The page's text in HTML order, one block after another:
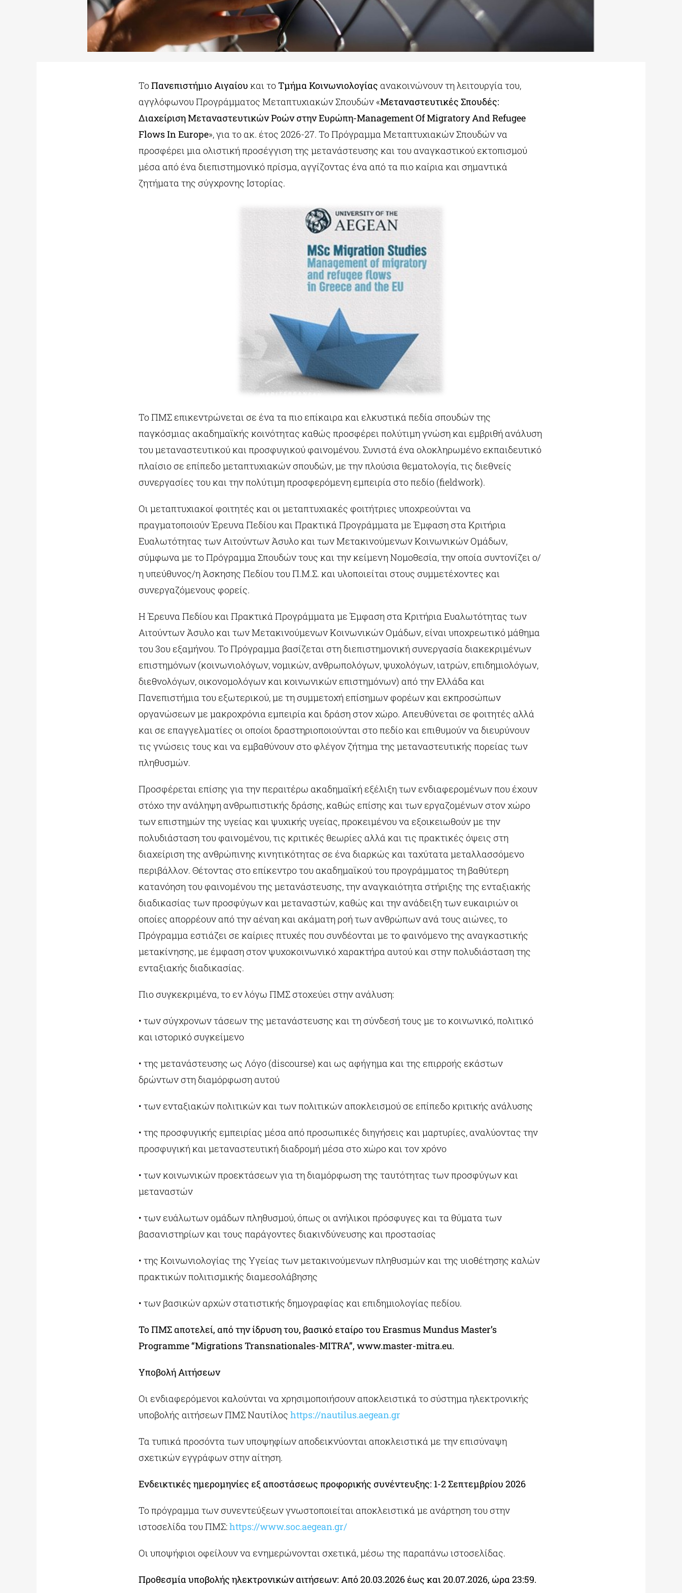
ΤοΠανεπιστήμιο Αιγαίου και τοΤμήμα Κοινωνιολογίας ανακοινώνουν τη λειτουργία του,
αγγλόφωνου Προγράμματος Μεταπτυχιακών Σπουδών «Μεταναστευτικές Σπουδές:
Διαχείριση Μεταναστευτικών Ροών στην Ευρώπη-Management Of Migratory And Refugee
Flows In Europe», για το ακ. έτος 2026-27. Το Πρόγραμμα Μεταπτυχιακών Σπουδών να
προσφέρει μια ολιστική προσέγγιση της μετανάστευσης και του αναγκαστικού εκτοπισμού
μέσα από ένα διεπιστημονικό πρίσμα, αγγίζοντας ένα από τα πιο καίρια και σημαντικά
ζητήματα της σύγχρονης Ιστορίας.
Το ΠΜΣ επικεντρώνεται σε ένα τα πιο επίκαιρα και ελκυστικά πεδία σπουδών της
παγκόσμιας ακαδημαϊκής κοινότητας καθώς προσφέρει πολύτιμη γνώση και εμβριθή ανάλυση
του μεταναστευτικού και προσφυγικού φαινομένου. Συνιστά ένα ολοκληρωμένο εκπαιδευτικό
πλαίσιο σε επίπεδο μεταπτυχιακών σπουδών, με την πλούσια θεματολογία, τις διεθνείς
συνεργασίες του και την πολύτιμη προσφερόμενη εμπειρία στο πεδίο (fieldwork).
Οι μεταπτυχιακοί φοιτητές και οι μεταπτυχιακές φοιτήτριες υποχρεούνται να
πραγματοποιούν Έρευνα Πεδίου και Πρακτικά Προγράμματα με Έμφαση στα Κριτήρια
Ευαλωτότητας των Αιτούντων Άσυλο και των Μετακινούμενων Κοινωνικών Ομάδων,
σύμφωνα με το Πρόγραμμα Σπουδών τους και την κείμενη Νομοθεσία, την οποία συντονίζει ο/
η υπεύθυνος/η Άσκησης Πεδίου του Π.Μ.Σ. και υλοποιείται στους συμμετέχοντες και
συνεργαζόμενους φορείς.
H Έρευνα Πεδίου και Πρακτικά Προγράμματα με Έμφαση στα Κριτήρια Ευαλωτότητας των
Αιτούντων Άσυλο και των Μετακινούμενων Κοινωνικών Ομάδων, είναι υποχρεωτικό μάθημα
του 3ου εξαμήνου. Το Πρόγραμμα βασίζεται στη διεπιστημονική συνεργασία διακεκριμένων
επιστημόνων (κοινωνιολόγων, νομικών, ανθρωπολόγων, ψυχολόγων, ιατρών, επιδημιολόγων,
διεθνολόγων, οικονομολόγων και κοινωνικών επιστημόνων) από την Ελλάδα και
Πανεπιστήμια του εξωτερικού, με τη συμμετοχή επίσημων φορέων και εκπροσώπων
οργανώσεων με μακροχρόνια εμπειρία και δράση στον χώρο. Απευθύνεται σε φοιτητές αλλά
και σε επαγγελματίες οι οποίοι δραστηριοποιούνται στο πεδίο και επιθυμούν να διευρύνουν
τις γνώσεις τους και να εμβαθύνουν στο φλέγον ζήτημα της μεταναστευτικής πορείας των
πληθυσμών.
Προσφέρεται επίσης για την περαιτέρω ακαδημαϊκή εξέλιξη των ενδιαφερομένων που έχουν
στόχο την ανάληψη ανθρωπιστικής δράσης, καθώς επίσης και των εργαζομένων στον χώρο
των επιστημών της υγείας και ψυχικής υγείας, προκειμένου να εξοικειωθούν με την
πολυδιάσταση του φαινομένου, τις κριτικές θεωρίες αλλά και τις πρακτικές όψεις στη
διαχείριση της ανθρώπινης κινητικότητας σε ένα διαρκώς και ταχύτατα μεταλλασσόμενο
περιβάλλον. Θέτοντας στο επίκεντρο του ακαδημαϊκού του προγράμματος τη βαθύτερη
κατανόηση του φαινομένου της μετανάστευσης, την αναγκαιότητα στήριξης της ενταξιακής
διαδικασίας των προσφύγων και μεταναστών, καθώς και την ανάδειξη των ευκαιριών οι
οποίες απορρέουν από την αέναη και ακάματη ροή των ανθρώπων ανά τους αιώνες, το
Πρόγραμμα εστιάζει σε καίριες πτυχές που συνδέονται με το φαινόμενο της αναγκαστικής
μετακίνησης, με έμφαση στον ψυχοκοινωνικό χαρακτήρα αυτού και στην πολυδιάσταση της
ενταξιακής διαδικασίας.
Πιο συγκεκριμένα, το εν λόγω ΠΜΣ στοχεύει στην ανάλυση:
• των σύγχρονων τάσεων της μετανάστευσης και τη σύνδεσή τους με το κοινωνικό, πολιτικό
και ιστορικό συγκείμενο
• της μετανάστευσης ως Λόγο (discourse) και ως αφήγημα και της επιρροής εκάστων
δρώντων στη διαμόρφωση αυτού
• των ενταξιακών πολιτικών και των πολιτικών αποκλεισμού σε επίπεδο κριτικής ανάλυσης
• της προσφυγικής εμπειρίας μέσα από προσωπικές διηγήσεις και μαρτυρίες, αναλύοντας την
προσφυγική και μεταναστευτική διαδρομή μέσα στο χώρο και τον χρόνο
• των κοινωνικών προεκτάσεων για τη διαμόρφωση της ταυτότητας των προσφύγων και
μεταναστών
• των ευάλωτων ομάδων πληθυσμού, όπως οι ανήλικοι πρόσφυγες και τα θύματα των
βασανιστηρίων και τους παράγοντες διακινδύνευσης και προστασίας
• της Κοινωνιολογίας της Υγείας των μετακινούμενων πληθυσμών και της υιοθέτησης καλών
πρακτικών πολιτισμικής διαμεσολάβησης
• των βασικών αρχών στατιστικής δημογραφίας και επιδημιολογίας πεδίου.
Το ΠΜΣ αποτελεί, από την ίδρυση του, βασικό εταίρο του Erasmus Mundus Master’s
Programme “Migrations Transnationales-MITRA”, www.master-mitra.eu.
Υποβολή Αιτήσεων
Οι ενδιαφερόμενοι καλούνται να χρησιμοποιήσουν αποκλειστικά το σύστημα ηλεκτρονικής
υποβολής αιτήσεων ΠΜΣ Ναυτίλος https://nautilus.aegean.gr
Τα τυπικά προσόντα των υποψηφίων αποδεικνύονται αποκλειστικά με την επισύναψη
σχετικών εγγράφων στην αίτηση.
Ενδεικτικές ημερομηνίες εξ αποστάσεως προφορικής συνέντευξης: 1-2 Σεπτεμβρίου 2026
Το πρόγραμμα των συνεντεύξεων γνωστοποιείται αποκλειστικά με ανάρτηση του στην
ιστοσελίδα του ΠΜΣ:https://www.soc.aegean.gr/
Οι υποψήφιοι οφείλουν να ενημερώνονται σχετικά, μέσω της παραπάνω ιστοσελίδας.
Προθεσμία υποβολής ηλεκτρονικών αιτήσεων: Από 20.03.2026 έως και 20.07.2026, ώρα 23:59.